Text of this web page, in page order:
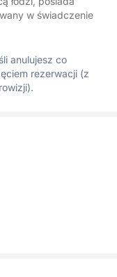
w świadczenie
anulujesz co
rezerwacji (z